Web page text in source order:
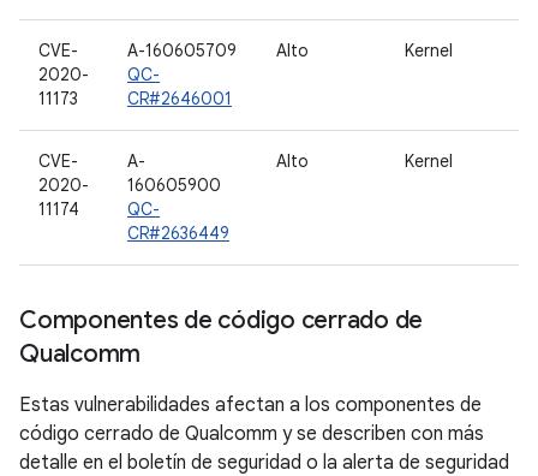
CVE-
2020-
11173
A-160605709
QC-
CR#2646001
Alto Kernel
CVE-
2020-
11174
A-
160605900
QC-
CR#2636449
Alto Kernel
Componentes de código cerrado de
Qualcomm
Estas vulnerabilidades afectan a los componentes de
código cerrado de Qualcomm y se describen con más
detalle en el boletín de seguridad o la alerta de seguridad